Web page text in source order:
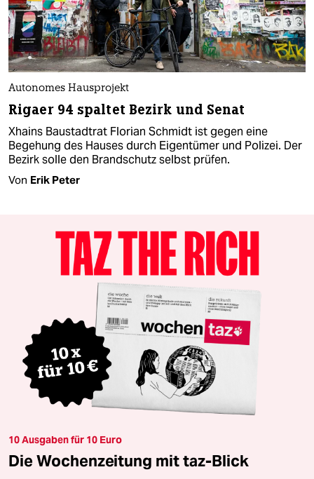
Autonomes Hausprojekt
Rigaer 94 spaltet Bezirk und Senat
Xhains Baustadtrat Florian Schmidt ist gegen eine
Begehung des Hauses durch Eigentümer und Polizei. Der
Bezirk solle den Brandschutz selbst prüfen.
Von Erik Peter
10 Ausgaben für 10 Euro
Die Wochenzeitung mit taz-Blick